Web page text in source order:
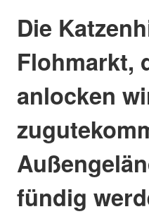
Die
Flohmarkt,
anlocken
fündig